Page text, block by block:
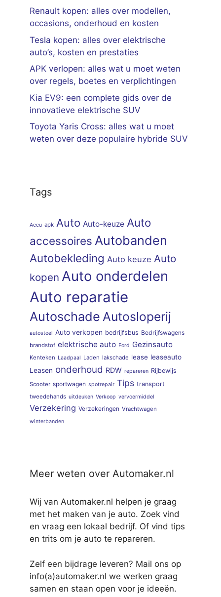
Renault kopen: alles over modellen,
occasions, onderhoud en kosten
Tesla kopen: alles over elektrische
auto’s, kosten en prestaties
APK verlopen: alles wat u moet weten
over regels, boetes en verplichtingen
Kia EV9: een complete gids over de
innovatieve elektrische SUV
Toyota Yaris Cross: alles wat u moet
weten over deze populaire hybride SUV
Tags
Accu apk Auto Auto-keuze Auto
accessoires Autobanden
Autobekleding Auto keuze Auto
kopen Auto onderdelen
Auto reparatie
Autoschade Autosloperij
autostoel Auto verkopen bedrijfsbus Bedrijfswagens
brandstof elektrische auto Ford Gezinsauto
Kenteken Laadpaal Laden lakschade lease leaseauto
Leasen onderhoud RDW repareren Rijbewijs
Scooter sportwagen spotrepair Tips transport
tweedehands uitdeuken Verkoop vervoermiddel
Verzekering Verzekeringen Vrachtwagen
winterbanden
Meer weten over Automaker.nl
Wij van Automaker.nl helpen je graag
met het maken van je auto. Zoek vind
en vraag een lokaal bedrijf. Of vind tips
en trits om je auto te repareren.
Zelf een bijdrage leveren? Mail ons op
info(a)automaker.nl we werken graag
samen en staan open voor je ideeën.